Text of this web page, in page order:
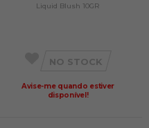
Liquid Blush 10GR
NO STOCK
Avise-me quando estiver
disponível!